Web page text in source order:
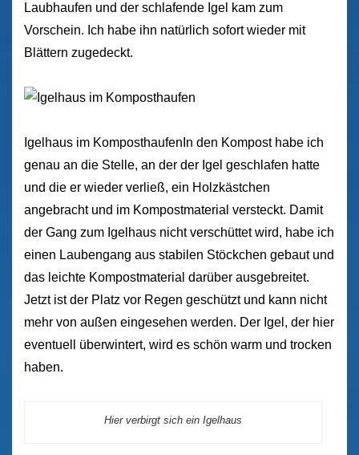
Laubhaufen und der schlafende Igel kam zum
Vorschein. Ich habe ihn natürlich sofort wieder mit
Blättern zugedeckt.
Igelhaus im KomposthaufenIn den Kompost habe ich
genau an die Stelle, an der der Igel geschlafen hatte
und die er wieder verließ, ein Holzkästchen
angebracht und im Kompostmaterial versteckt. Damit
der Gang zum Igelhaus nicht verschüttet wird, habe ich
einen Laubengang aus stabilen Stöckchen gebaut und
das leichte Kompostmaterial darüber ausgebreitet.
Jetzt ist der Platz vor Regen geschützt und kann nicht
mehr von außen eingesehen werden. Der Igel, der hier
eventuell überwintert, wird es schön warm und trocken
haben.
Hier verbirgt sich ein Igelhaus